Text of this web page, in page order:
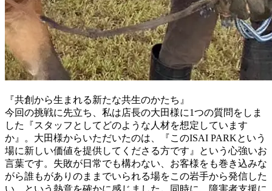
『共創から生まれる新たな共生のかたち』
今回の挑戦に先立ち、私は店長の大田様に1つの質問をしま
した『スタッフとしてどのような人材を想定しています
か』。大田様からいただいたのは、『このISAI PARKという
場に新しい価値を提供してくださる方です』という心強いお
言葉です。失敗が日常でも構わない、お客様をも巻き込みな
がら誰もがありのままでいられる場をこの岩手から発信した
い、という熱意を確かに感じました。同時に、障害者支援に